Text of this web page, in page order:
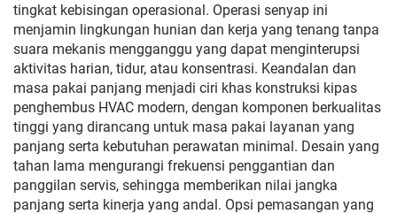
tingkat kebisingan operasional. Operasi senyap ini
menjamin lingkungan hunian dan kerja yang tenang tanpa
suara mekanis mengganggu yang dapat menginterupsi
aktivitas harian, tidur, atau konsentrasi. Keandalan dan
masa pakai panjang menjadi ciri khas konstruksi kipas
penghembus HVAC modern, dengan komponen berkualitas
tinggi yang dirancang untuk masa pakai layanan yang
panjang serta kebutuhan perawatan minimal. Desain yang
tahan lama mengurangi frekuensi penggantian dan
panggilan servis, sehingga memberikan nilai jangka
panjang serta kinerja yang andal. Opsi pemasangan yang